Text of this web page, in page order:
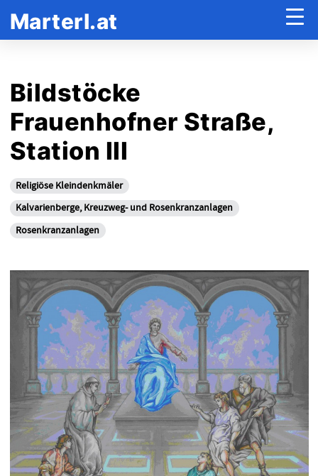
Marterl.at
Bildstöcke
Frauenhofner Straße,
Station III
Religiöse Kleindenkmäler
Kalvarienberge, Kreuzweg- und Rosenkranzanlagen
Rosenkranzanlagen